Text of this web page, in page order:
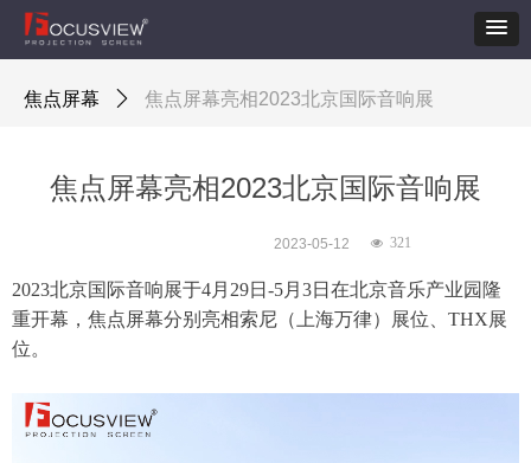
2023北京国际音响展于4月29日-5月3日在北京音乐产业园隆
重开幕，焦点屏幕分别亮相索尼（上海万律）展位、THX展
位。
焦点屏幕亮相2023北京国际音响展
2023-05-12 넶 321
焦点屏幕 ꄲ 焦点屏幕亮相2023北京国际音响展